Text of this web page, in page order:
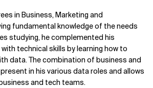
in Business, Marketing and
fundamental knowledge of the needs
studying, he complemented his
technical skills by learning how to
data. The combination of business and
in his various data roles and allows
and tech teams.